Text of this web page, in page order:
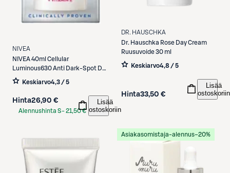
NIVEA
NIVEA40ml Cellular
Luminous630 Anti Dark-Spot Day
Fluid sk 50 -päivävoide
Keskiarvo4,3 / 5
Hinta26,90 €
Alennushinta S-21,50 €
Lisää
ostoskoriin
DR. HAUSCHKA
Dr. Hauschka Rose Day Cream
Ruusuvoide 30 ml
Keskiarvo4,8 / 5
Hinta33,50 €
Lisää
ostoskoriin
Asiakasomistaja-alennus−20%